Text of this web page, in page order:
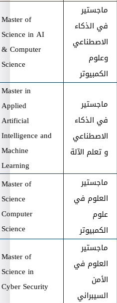
ماجستير
في الذكاء
الاصطناعي
وعلوم
الكمبيوتر
Master of
Science in AI
& Computer
Science
ماجستير
في الذكاء
الاصطناعي
و تعلم الآلة
Master in
Applied
Artificial
Intelligence and
Machine
Learning
ماجستير
العلوم في
علوم
الكمبيوتر
Master of
Science
Computer
Science
ماجستير
العلوم في
الأمن
السيبراني
Master of
Science in
Cyber Security